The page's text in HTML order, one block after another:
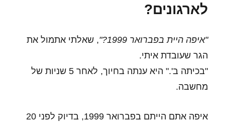
לארגונים?
"איפה היית בפברואר 1999?"
, שאלתי אתמול את
הגר שעובדת איתי.
"בכיתה ב'." היא ענתה בחיוך, לאחר 5 שניות של
מחשבה.
איפה אתם הייתם בפברואר 1999, בדיוק לפני 20